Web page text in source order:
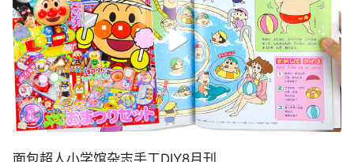
面包超人小学馆杂志手工DIY8月刊